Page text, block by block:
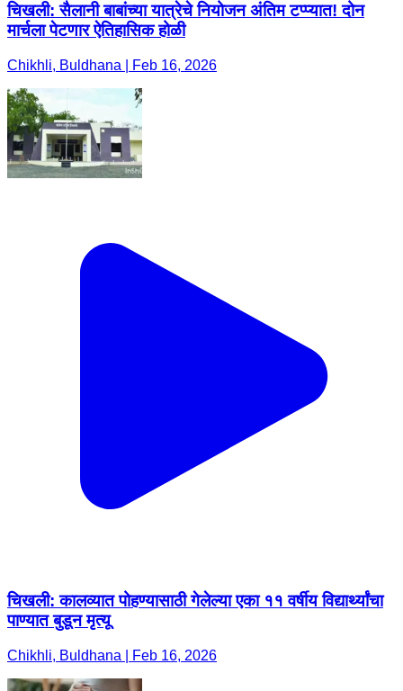
चिखली: सैलानी बाबांच्या यात्रेचे नियोजन अंतिम टप्प्यात! दोन
मार्चला पेटणार ऐतिहासिक होळी
Chikhli, Buldhana | Feb 16, 2026
चिखली: कालव्यात पोहण्यासाठी गेलेल्या एका ११ वर्षीय विद्यार्थ्यांचा
पाण्यात बुडून मृत्यू
Chikhli, Buldhana | Feb 16, 2026